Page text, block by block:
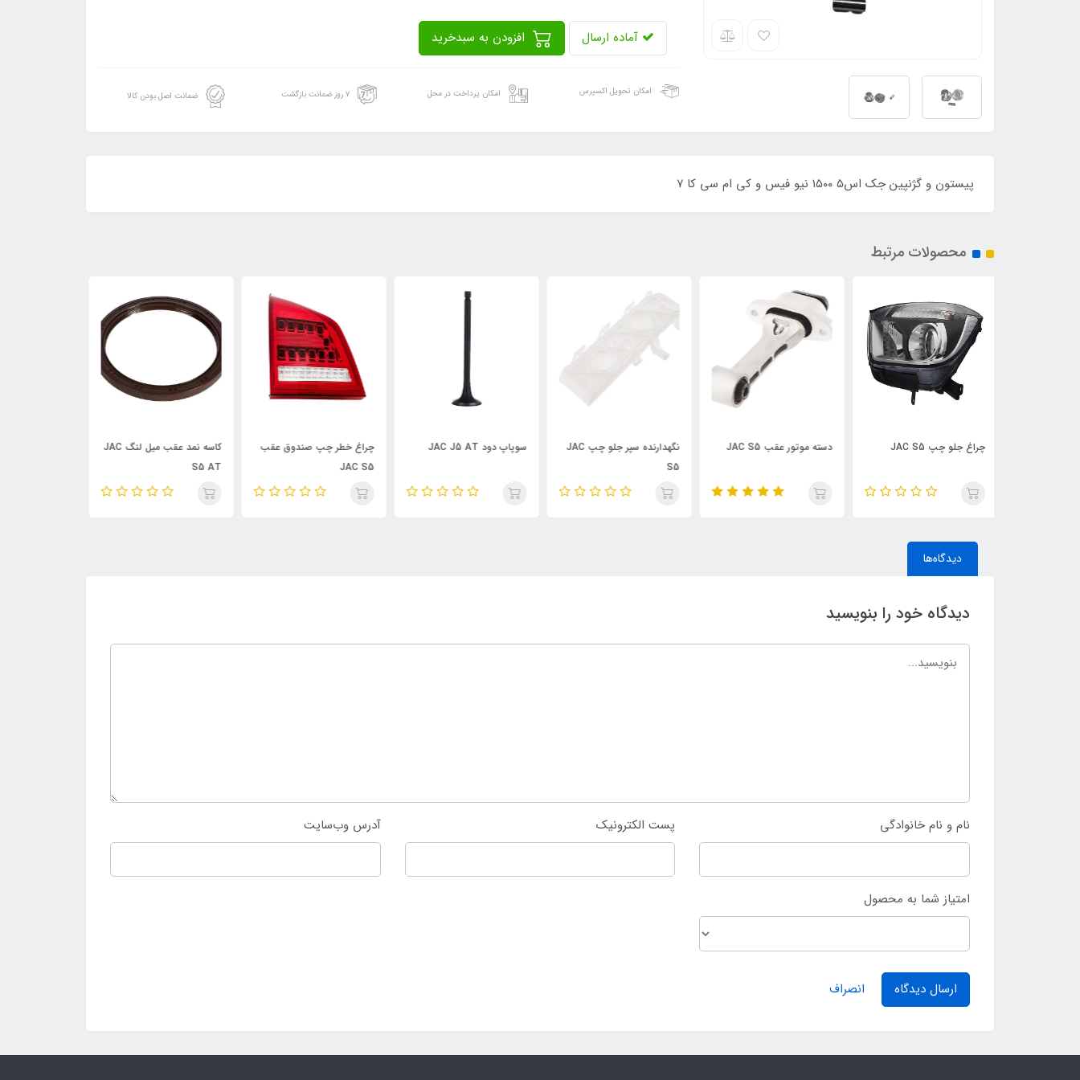
آماده ارسال
امکان تحویل اکسپرس امکان پرداخت در محل ۷ روز ضمانت بازگشت ضمانت اصل بودن کالا
پیستون و گژنپین جک اس۵ ۱۵۰۰ نیو فیس و کی ام سی کا ۷
محصولات مرتبط
دسته موتور عقب JAC S5
نگهدارنده سپر جلو چپ JAC
سوپاپ دود JAC J5 AT
چراغ خطر چپ صندوق عقب
کاسه نمد عقب میل لنگ JAC
S5 AT
فلاپ سپر جلو JAC S5
دیدگاه‌ها
دیدگاه خود را بنویسید
نام و نام خانوادگی پست الکترونیک آدرس وب‌سایت
امتیاز شما به محصول
ارسال دیدگاه انصراف